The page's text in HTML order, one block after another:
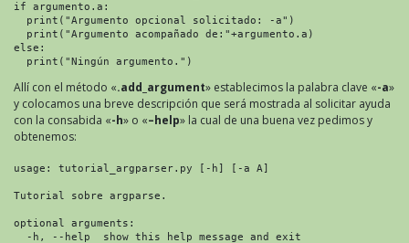
if argumento.a:
print("Argumento opcional solicitado: -a")
print("Argumento acompañado de:"+argumento.a)
else:
print("Ningún argumento.")
Allí con el método «.add_argument» establecimos la palabra clave «-a»
y colocamos una breve descripción que será mostrada al solicitar ayuda
con la consabida «-h» o «–help» la cual de una buena vez pedimos y
obtenemos:
usage: tutorial_argparser.py [-h] [-a A]
Tutorial sobre argparse.
optional arguments:
-h, --help  show this help message and exit